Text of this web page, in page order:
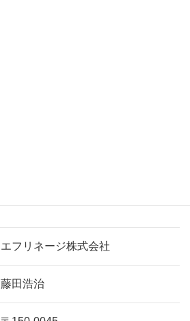
エフリネージ株式会社
藤田浩治